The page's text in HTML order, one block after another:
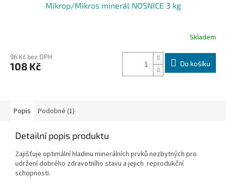
Mikrop/Mikros minerál NOSNICE 3 kg
Skladem
96 Kč bez DPH
108 Kč Do košíku
Popis Podobné (1)
Detailní popis produktu
Zajišťuje optimální hladinu minerálních prvků nezbytných pro
udržení dobrého zdravotního stavu a jejich reprodukční
schopnosti.